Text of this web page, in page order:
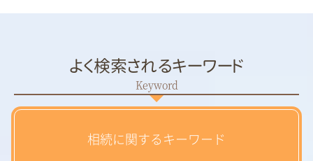
よく検索されるキーワード
相続に関するキーワード